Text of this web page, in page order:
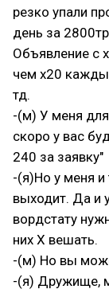
резко упали
день за
Объявление с
чем х20
тд.
-(м) У меня
скоро у вас
240 за заявку"
-(я)Но у меня и
выходит. Да и
вордстату
них Х вешать.
-(м) Но вы
-(я) Дружище,